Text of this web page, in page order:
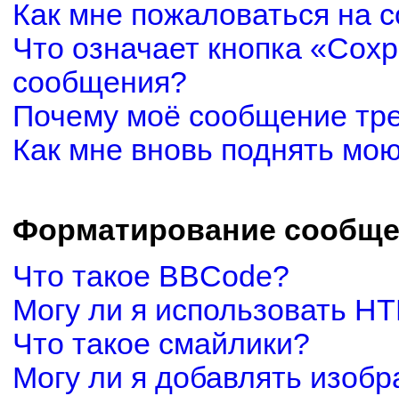
Как мне пожаловаться на
Что означает кнопка
сообщения?
Почему моё сообщение
Как мне вновь поднять
Форматирование
Что такое BBCode?
Могу ли я использовать
Что такое смайлики?
Могу ли я добавлять